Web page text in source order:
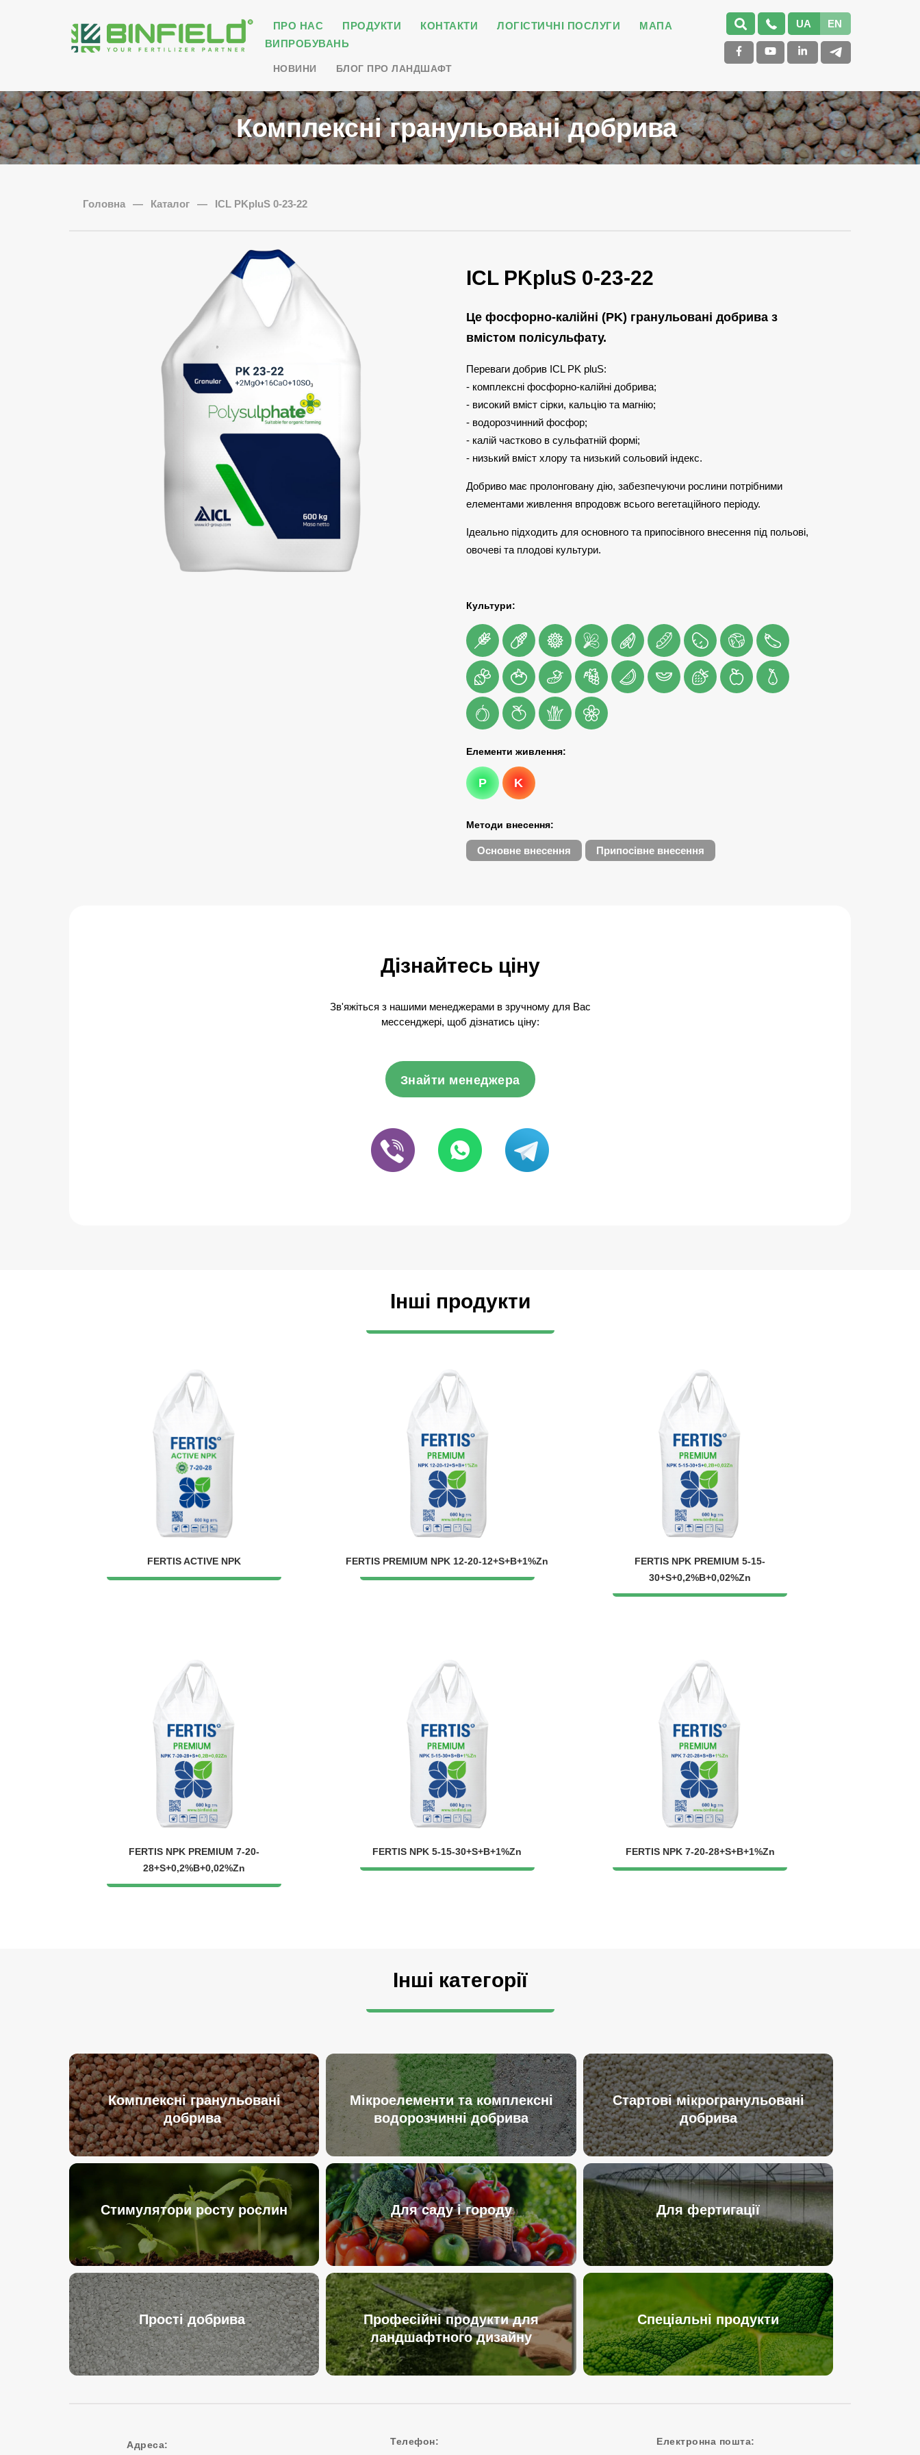
ПРО НАС ПРОДУКТИ КОНТАКТИ ЛОГІСТИЧНІ ПОСЛУГИ
МАПА
ВИПРОБУВАНЬ
НОВИНИ БЛОГ ПРО ЛАНДШАФТ
UA EN
Комплексні гранульовані добрива
Головна — Каталог — ICL PKpluS 0-23-22
ICL PKpluS 0-23-22
Це фосфорно-калійні (PK) гранульовані добрива з
вмістом полісульфату.
Переваги добрив ICL PK pluS:
- комплексні фосфорно-калійні добрива;
- високий вміст сірки, кальцію та магнію;
- водорозчинний фосфор;
- калій частково в сульфатній формі;
- низький вміст хлору та низький сольовий індекс.
Добриво має пролонговану дію, забезпечуючи рослини потрібними
елементами живлення впродовж всього вегетаційного періоду.
Ідеально підходить для основного та припосівного внесення під польові,
овочеві та плодові культури.
Культури:
Елементи живлення:
P K
Методи внесення:
Основне внесення Припосівне внесення
Дізнайтесь ціну
Зв'яжіться з нашими менеджерами в зручному для Вас
мессенджері, щоб дізнатись ціну:
Знайти менеджера
Інші продукти
FERTIS ACTIVE NPK FERTIS PREMIUM NPK 12-20-12+S+B+1%Zn
FERTIS NPK PREMIUM 5-15-
30+S+0,2%B+0,02%Zn
FERTIS NPK PREMIUM 7-20-
28+S+0,2%B+0,02%Zn
FERTIS NPK 5-15-30+S+B+1%Zn FERTIS NPK 7-20-28+S+B+1%Zn
Інші категорії
Комплексні гранульовані
добрива
Мікроелементи та комплексні
водорозчинні добрива
Стартові мікрогранульовані
добрива
Стимулятори росту рослин Для саду і городу Для фертигації
Прості добрива
Професійні продукти для
ландшафтного дизайну
Спеціальні продукти
Адреса: Телефон: Електронна пошта: